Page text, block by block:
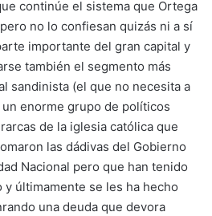
continúe el sistema que Ortega
no lo confiesan quizás ni a sí
importante del gran capital y
también el segmento más
sandinista (el que no necesita a
enorme grupo de políticos
de la iglesia católica que
las dádivas del Gobierno
Nacional pero que han tenido
últimamente se les ha hecho
una deuda que devora